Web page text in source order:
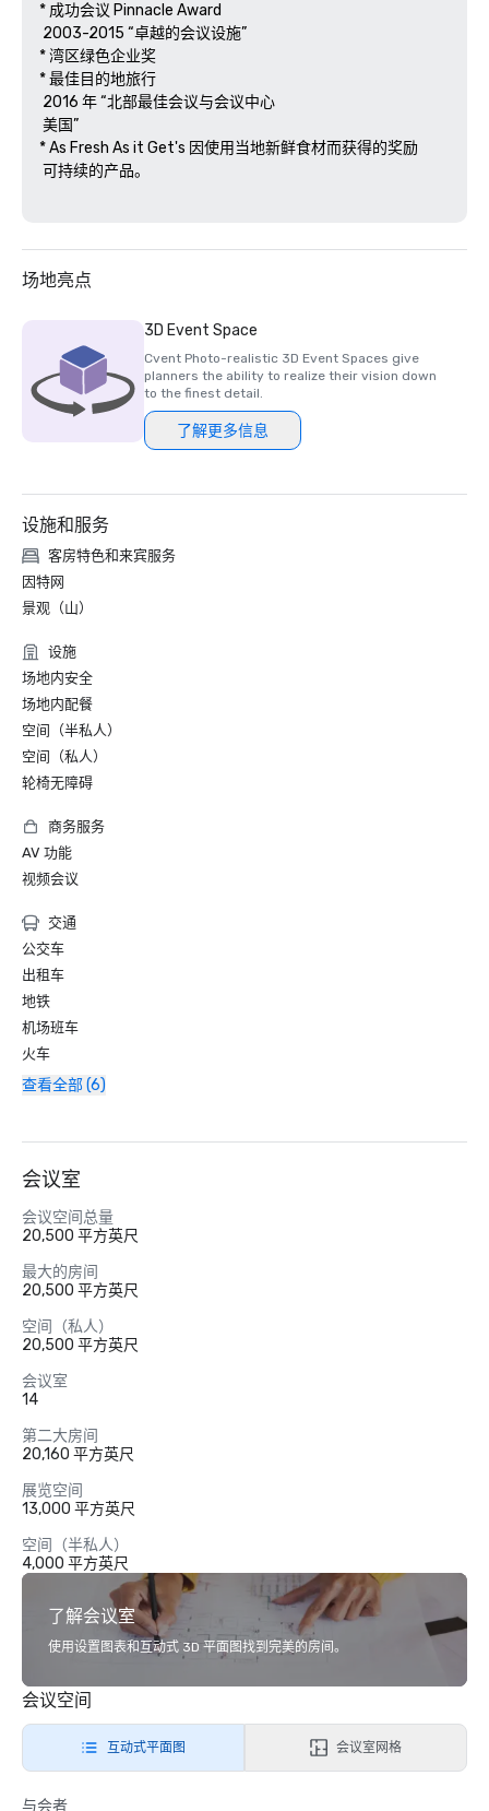
* 成功会议 Pinnacle Award
2003-2015 “卓越的会议设施”
* 湾区绿色企业奖
* 最佳目的地旅行
2016 年 “北部最佳会议与会议中心
美国”
* As Fresh As it Get's 因使用当地新鲜食材而获得的奖励
可持续的产品。
场地亮点
3D Event Space
Cvent Photo-realistic 3D Event Spaces give
planners the ability to realize their vision down
to the finest detail.
了解更多信息
设施和服务
客房特色和来宾服务
因特网
景观（山）
设施
场地内安全
场地内配餐
空间（半私人）
空间（私人）
轮椅无障碍
商务服务
AV 功能
视频会议
交通
公交车
出租车
地铁
机场班车
火车
查看全部 (6)
会议室
会议空间总量
20,500 平方英尺
最大的房间
20,500 平方英尺
空间（私人）
20,500 平方英尺
会议室
14
第二大房间
20,160 平方英尺
展览空间
13,000 平方英尺
空间（半私人）
4,000 平方英尺
了解会议室
使用设置图表和互动式 3D 平面图找到完美的房间。
会议空间
互动式平面图 会议室网格
与会者